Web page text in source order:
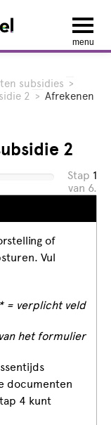
menu
subsidies >
2 > Afrekenen
2
Stap 1
van 6.
of
Vul
* = verplicht veld
het formulier
documenten
4 kunt